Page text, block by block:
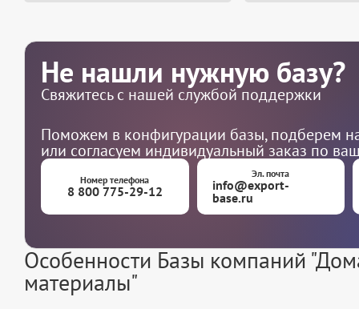
Не нашли нужную базу?
Свяжитесь с нашей службой поддержки
Поможем в конфигурации базы, подберем
или согласуем индивидуальный заказ по
Номер телефона
8 800 775-29-12
Эл. почта
info@export-
base.ru
Особенности Базы компаний
материалы"